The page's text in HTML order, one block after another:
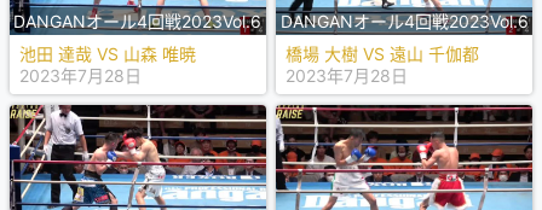
DANGANオール4回戦2023Vol.6
池田 達哉 VS 山森 唯暁
2023年7月28日
DANGANオール4回戦2023Vol.6
橋場 大樹 VS 遠山 千伽都
2023年7月28日